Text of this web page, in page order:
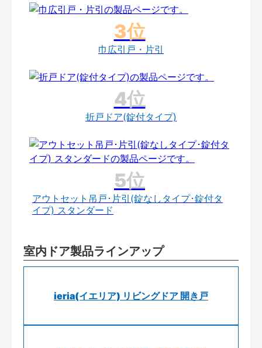
巾広引戸・片引
折戸ドア(錠付タイプ)
アウトセット吊戸･片引(錠なしタイプ･錠付タ
イプ) スタンダード
室内ドア製品ラインアップ
ieria(イエリア) リビングドア 開き戸